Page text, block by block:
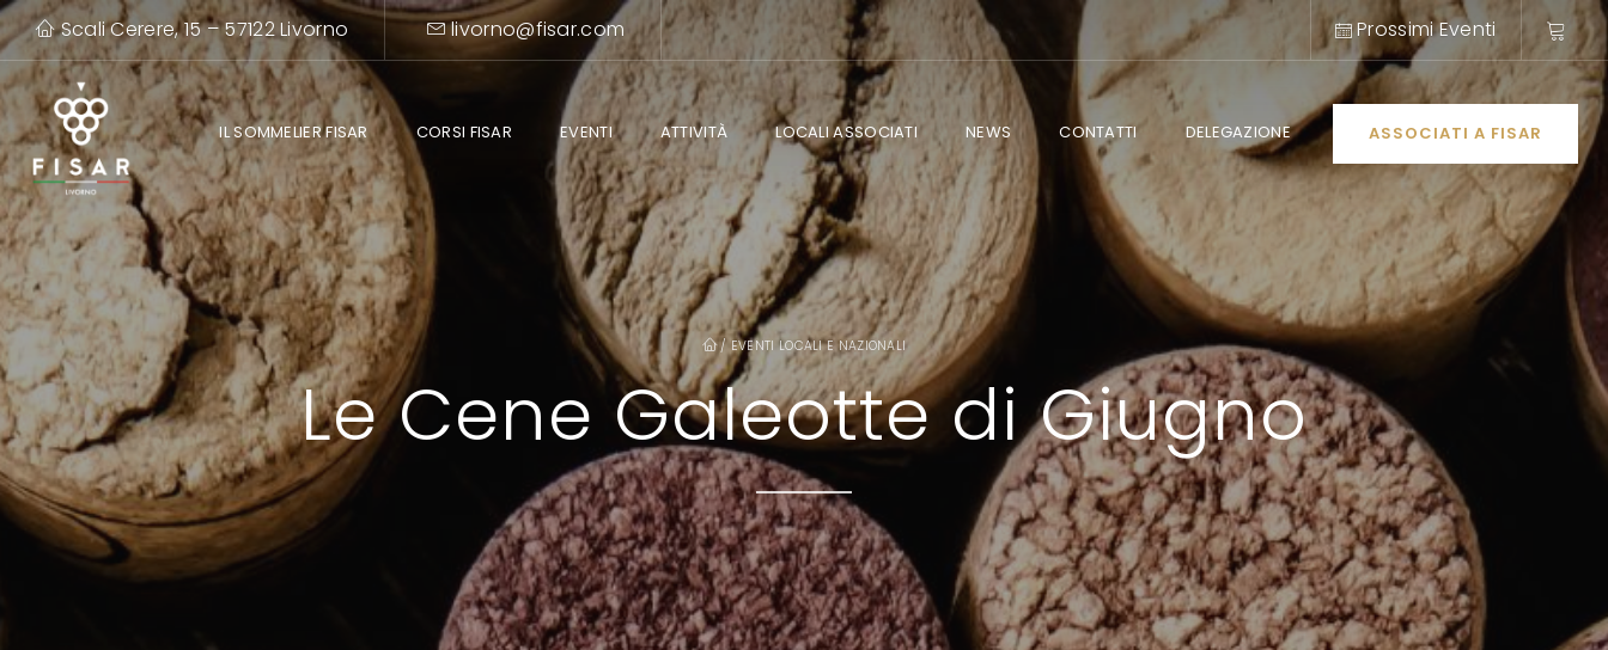
Scali Cerere, 15 – 57122 Livorno livorno@fisar.com Prossimi Eventi
IL SOMMELIER FISAR CORSI FISAR EVENTI ATTIVITÀ LOCALI ASSOCIATI NEWS CONTATTI DELEGAZIONE ASSOCIATI A FISAR
/ EVENTI LOCALI E NAZIONALI
Le Cene Galeotte di Giugno